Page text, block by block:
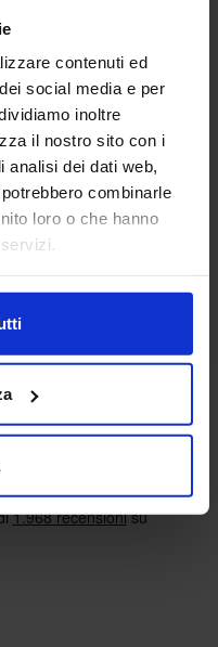
contenuti ed
social media e per
inoltre
il nostro sito con i
analisi dei dati web,
combinarle
loro o che hanno